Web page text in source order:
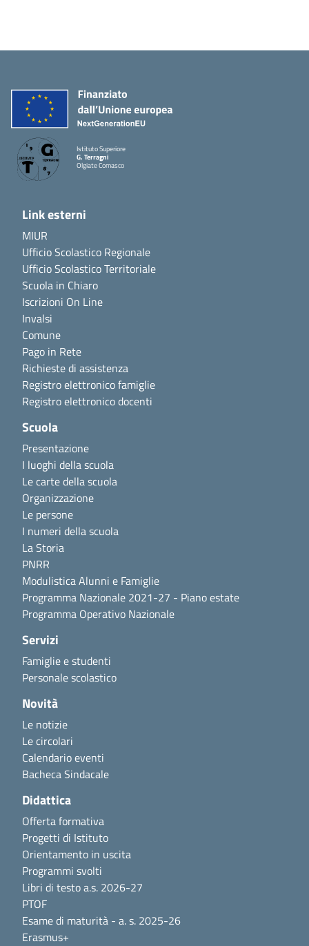
Istituto Superiore
G. Terragni
Olgiate Comasco
Link esterni
MIUR
Ufficio Scolastico Regionale
Ufficio Scolastico Territoriale
Scuola in Chiaro
Iscrizioni On Line
Invalsi
Comune
Pago in Rete
Richieste di assistenza
Registro elettronico famiglie
Registro elettronico docenti
Scuola
Presentazione
I luoghi della scuola
Le carte della scuola
Organizzazione
Le persone
I numeri della scuola
La Storia
PNRR
Modulistica Alunni e Famiglie
Programma Nazionale 2021-27 - Piano estate
Programma Operativo Nazionale
Servizi
Famiglie e studenti
Personale scolastico
Novità
Le notizie
Le circolari
Calendario eventi
Bacheca Sindacale
Didattica
Offerta formativa
Progetti di Istituto
Orientamento in uscita
Programmi svolti
Libri di testo a.s. 2026-27
PTOF
Esame di maturità - a. s. 2025-26
Erasmus+